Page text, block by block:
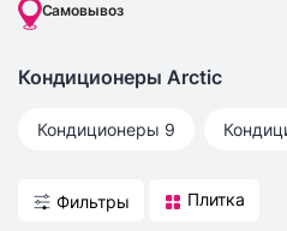
Самовывоз
Кондиционеры Arctic
Кондиционеры 9
Фильтры Плитка